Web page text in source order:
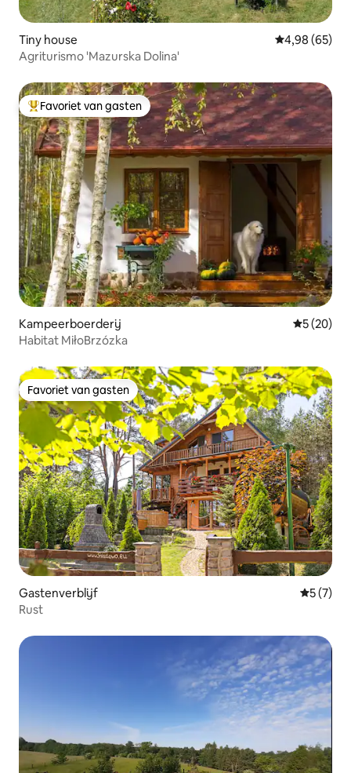
Tiny house Gemiddelde
4,98 (65)
Agriturismo 'Mazurska Dolina'
Topfavoriet van gasten
Favoriet van gasten
Kampeerboerderij
5 (20)
Habitat MiłoBrzózka
Favoriet van gasten
Favoriet van gasten
Gastenverblijf
5 (7)
Rust